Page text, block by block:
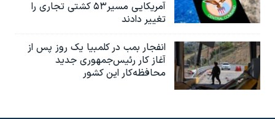
آمریکایی مسیر۵۳ کشتی تجاری را
تغییر دادند
انفجار بمب‌‌ در کلمبیا یک روز پس از
آغاز کار رئیس‌جمهوری جدید
محافظه‌کار این کشور